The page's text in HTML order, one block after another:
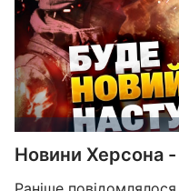
Новини Херсона -